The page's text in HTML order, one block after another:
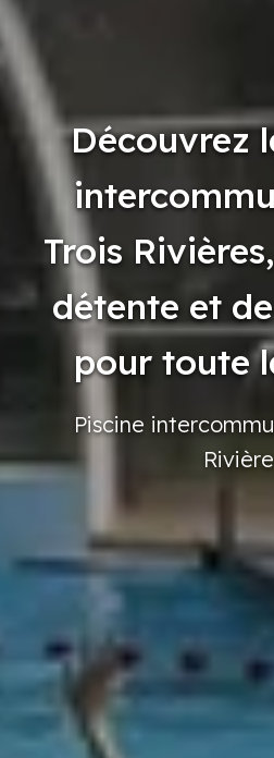
Découvrez
Trois
détente et
pour toute
Piscine